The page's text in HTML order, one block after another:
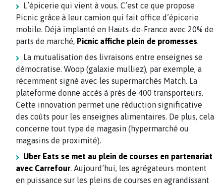
L’épicerie qui vient à vous. C’est ce que propose
Picnic grâce à leur camion qui fait office d’épicerie
mobile. Déjà implanté en Hauts-de-France avec 20% de
parts de marché, Picnic affiche plein de promesses.
La mutualisation des livraisons entre enseignes se
démocratise. Woop (galaxie mulliez), par exemple, a
récemment signé avec les supermarchés Match. La
plateforme donne accès à près de 400 transporteurs.
Cette innovation permet une réduction significative
des coûts pour les enseignes alimentaires. De plus, cela
concerne tout type de magasin (hypermarché ou
magasins de proximité).
Uber Eats se met au plein de courses en partenariat
avec Carrefour. Aujourd’hui, les agrégateurs montent
en puissance sur les pleins de courses en agrandissant